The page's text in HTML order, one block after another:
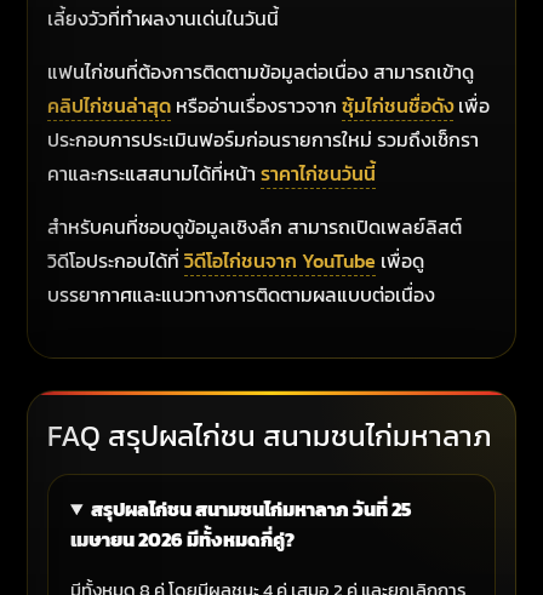
เลี้ยงวัวที่ทำผลงานเด่นในวันนี้
แฟนไก่ชนที่ต้องการติดตามข้อมูลต่อเนื่อง สามารถเข้าดู
คลิปไก่ชนล่าสุด หรืออ่านเรื่องราวจาก ซุ้มไก่ชนชื่อดังเพื่อ
ประกอบการประเมินฟอร์มก่อนรายการใหม่ รวมถึงเช็กรา
คาและกระแสสนามได้ที่หน้า ราคาไก่ชนวันนี้
สำหรับคนที่ชอบดูข้อมูลเชิงลึก สามารถเปิดเพลย์ลิสต์
วิดีโอประกอบได้ที่ วิดีโอไก่ชนจาก YouTube เพื่อดู
บรรยากาศและแนวทางการติดตามผลแบบต่อเนื่อง
FAQ สรุปผลไก่ชน สนามชนไก่มหาลาภ
สรุปผลไก่ชน สนามชนไก่มหาลาภ วันที่ 25
เมษายน 2026 มีทั้งหมดกี่คู่?